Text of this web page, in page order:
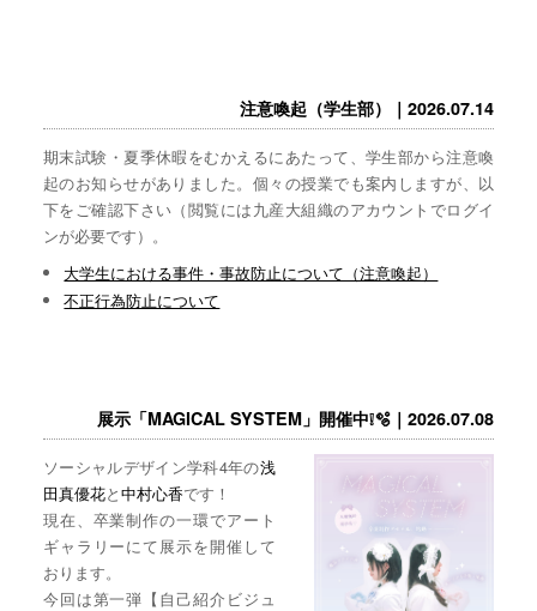
注意喚起（学生部）｜2026.07.14
期末試験・夏季休暇をむかえるにあたって、学生部から注意喚
起のお知らせがありました。個々の授業でも案内しますが、以
下をご確認下さい（閲覧には九産大組織のアカウントでログイ
ンが必要です）。
大学生における事件・事故防止について（注意喚起）
不正行為防止について
展示「MAGICAL SYSTEM」開催中❕🫧｜2026.07.08
ソーシャルデザイン学科4年の浅
田真優花と中村心香です！
現在、卒業制作の一環でアート
ギャラリーにて展示を開催して
おります。
今回は第一弾【自己紹介ビジュ